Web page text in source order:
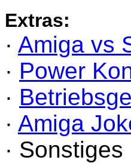
Extras:
· Amiga vs
· Power
·
· Amiga
· Sonstiges